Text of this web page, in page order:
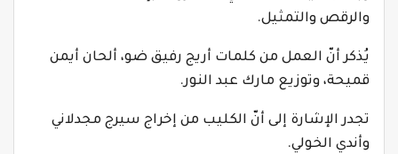
والرقص والتمثيل.
يُذكر أنّ العمل من كلمات أريج رفيق ضو، ألحان أيمن
قميحة، وتوزيع مارك عبد النور.
تجدر الإشارة إلى أنّ الكليب من إخراج سيرج مجدلاني
وأندي الخولي.